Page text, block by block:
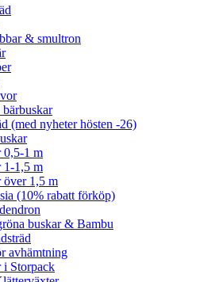
& smultron
(med nyheter hösten -26)
0,5-1 m
1-1,5 m
över 1,5 m
(10% rabatt förköp)
buskar & Bambu
avhämtning
i Storpack